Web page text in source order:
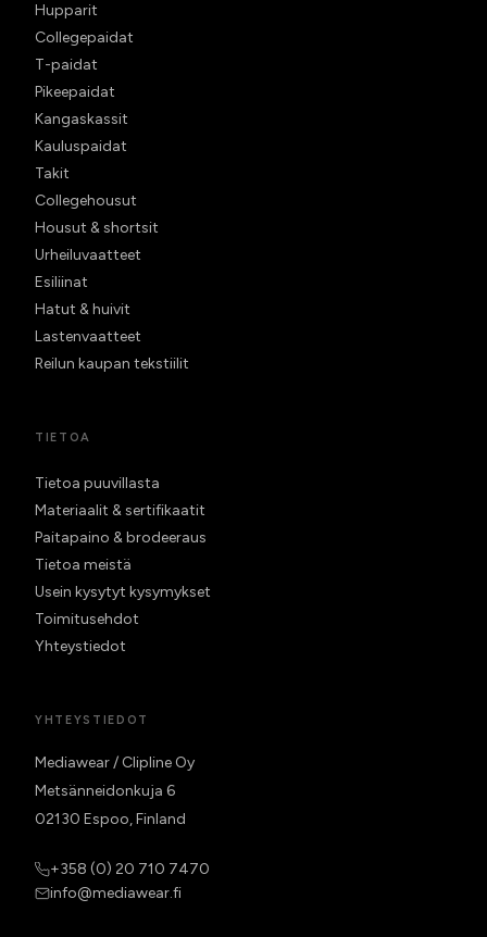
Hupparit
Collegepaidat
T-paidat
Pikeepaidat
Kangaskassit
Kauluspaidat
Takit
Collegehousut
Housut & shortsit
Urheiluvaatteet
Esiliinat
Hatut & huivit
Lastenvaatteet
Reilun kaupan tekstiilit
TIETOA
Tietoa puuvillasta
Materiaalit & sertifikaatit
Paitapaino & brodeeraus
Tietoa meistä
Usein kysytyt kysymykset
Toimitusehdot
Yhteystiedot
YHTEYSTIEDOT
Mediawear / Clipline Oy
Metsänneidonkuja 6
02130 Espoo, Finland
+358 (0) 20 710 7470
info@mediawear.fi